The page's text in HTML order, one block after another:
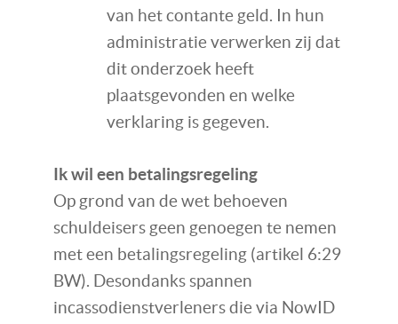
van het contante geld. In hun
administratie verwerken zij dat
dit onderzoek heeft
plaatsgevonden en welke
verklaring is gegeven.
Ik wil een betalingsregeling
Op grond van de wet behoeven
schuldeisers geen genoegen te nemen
met een betalingsregeling (artikel 6:29
BW). Desondanks spannen
incassodienstverleners die via NowID